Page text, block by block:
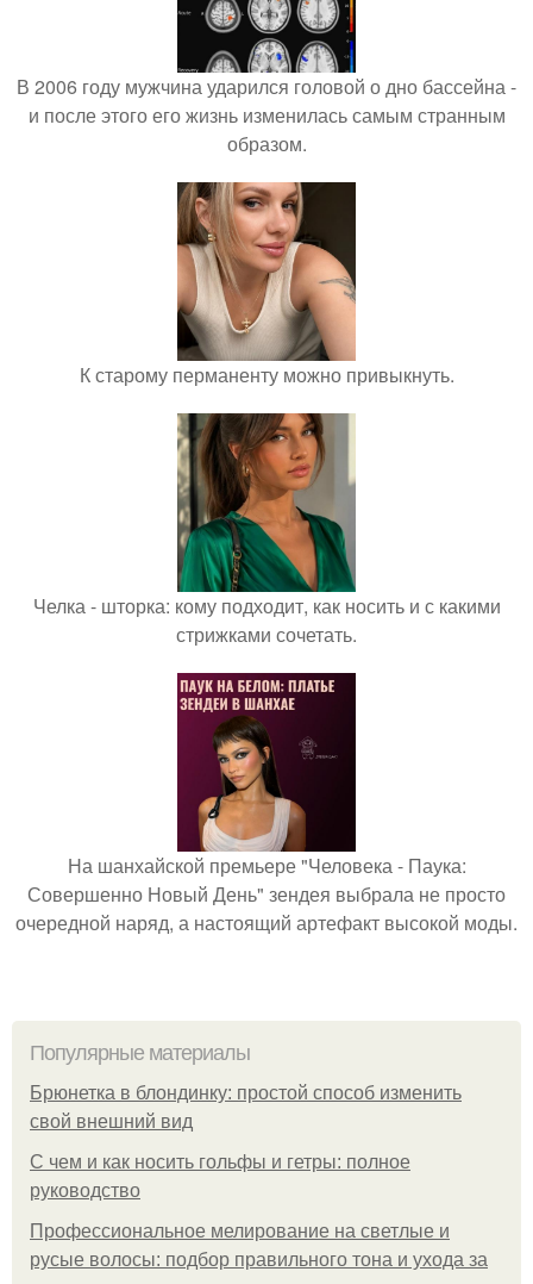
В 2006 году мужчина ударился головой о дно бассейна -
и после этого его жизнь изменилась самым странным
образом.
К старому перманенту можно привыкнуть.
Челка - шторка: кому подходит, как носить и с какими
стрижками сочетать.
На шанхайской премьере "Человека - Паука:
Совершенно Новый День" зендея выбрала не просто
очередной наряд, а настоящий артефакт высокой моды.
Популярные материалы
Брюнетка в блондинку: простой способ изменить
свой внешний вид
С чем и как носить гольфы и гетры: полное
руководство
Профессиональное мелирование на светлые и
русые волосы: подбор правильного тона и ухода за